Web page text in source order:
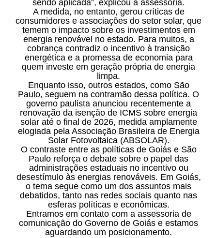
sendo aplicada”, explicou a assessoria.
A medida, no entanto, gerou críticas de
consumidores e associações do setor solar, que
temem o impacto sobre os investimentos em
energia renovável no estado. Para muitos, a
cobrança contradiz o incentivo à transição
energética e a promessa de economia para
quem investe em geração própria de energia
limpa.
Enquanto isso, outros estados, como São
Paulo, seguem na contramão dessa política. O
governo paulista anunciou recentemente a
renovação da isenção de ICMS sobre energia
solar até o final de 2026, medida amplamente
elogiada pela Associação Brasileira de Energia
Solar Fotovoltaica (ABSOLAR).
O contraste entre as políticas de Goiás e São
Paulo reforça o debate sobre o papel das
administrações estaduais no incentivo ou
desestímulo às energias renováveis. Em Goiás,
o tema segue como um dos assuntos mais
debatidos, tanto nas redes sociais quanto nas
esferas políticas e econômicas.
Entramos em contato com a assessoria de
comunicação do Governo de Goiás e estamos
aguardando um posicionamento.